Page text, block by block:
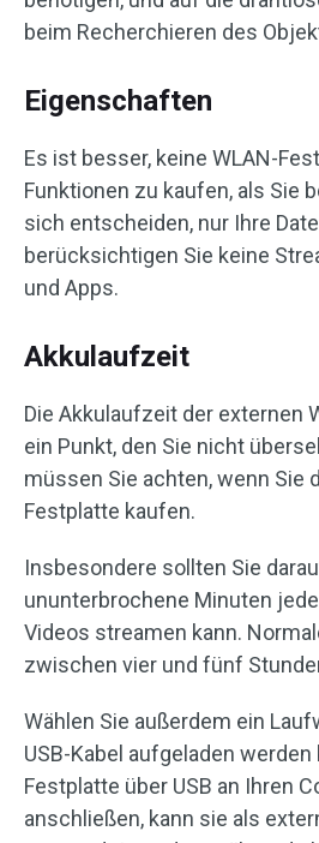
beim Recherchieren des
Eigenschaften
Es ist besser, keine WLAN-
Funktionen zu kaufen, als Sie
sich entscheiden, nur Ihre
berücksichtigen Sie keine
und Apps.
Akkulaufzeit
Die Akkulaufzeit der externen
ein Punkt, den Sie nicht
müssen Sie achten, wenn Sie
Festplatte kaufen.
Insbesondere sollten Sie
ununterbrochene Minuten
Videos streamen kann.
zwischen vier und fünf
Wählen Sie außerdem ein
USB-Kabel aufgeladen werden
Festplatte über USB an Ihren
anschließen, kann sie als